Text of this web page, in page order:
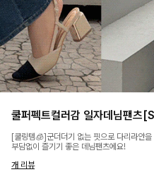
쿨퍼펙트컬러감 일자데님팬츠
[쿨링템🧊]군더더기 없는 핏으로 다리라안
부담없이 즐기기 좋은 데님팬츠에요!
개 리뷰